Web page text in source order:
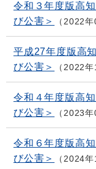
令和３年度版高
び公害＞
2022年
平成27年度版高
び公害＞
2022年
令和４年度版高
び公害＞
2023年
令和６年度版高
び公害＞
2024年